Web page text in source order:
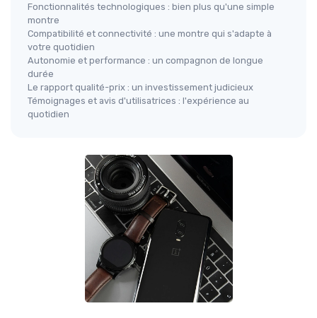
Fonctionnalités technologiques : bien plus qu'une simple
montre
Compatibilité et connectivité : une montre qui s'adapte à
votre quotidien
Autonomie et performance : un compagnon de longue
durée
Le rapport qualité-prix : un investissement judicieux
Témoignages et avis d'utilisatrices : l'expérience au
quotidien